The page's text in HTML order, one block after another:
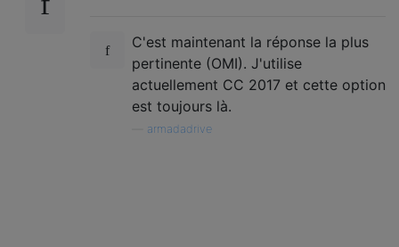
C'est maintenant la réponse la plus
pertinente (OMI). J'utilise
actuellement CC 2017 et cette option
est toujours là.
armadadrive